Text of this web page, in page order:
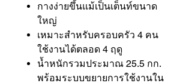
กางง่ายขึ้นแม้เป็นเต็นท์ขนาด
ใหญ่
เหมาะสำหรับครอบครัว 4 คน
ใช้งานได้ตลอด 4 ฤดู
น้ำหนักรวมประมาณ 25.5 กก.
พร้อมระบบขยายการใช้งานใน